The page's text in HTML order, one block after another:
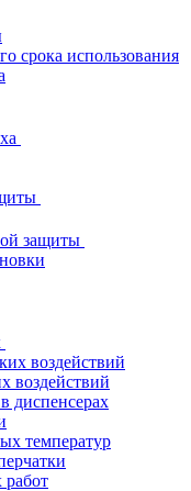
срока использования
защиты
воздействий
воздействий
диспенсерах
температур
работ